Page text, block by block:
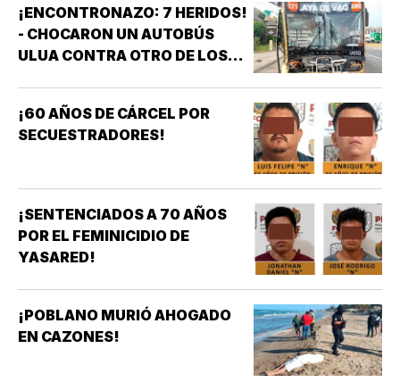
¡ENCONTRONAZO: 7 HERIDOS!
- CHOCARON UN AUTOBÚS
ULUA CONTRA OTRO DE LOS
¡60 AÑOS DE CÁRCEL POR
SECUESTRADORES!
¡SENTENCIADOS A 70 AÑOS
POR EL FEMINICIDIO DE
YASARED!
¡POBLANO MURIÓ AHOGADO
EN CAZONES!